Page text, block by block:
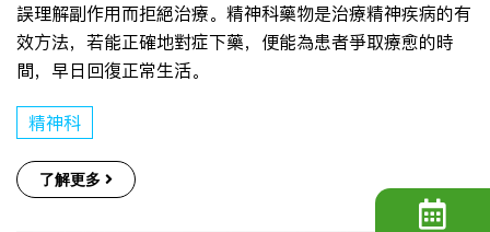
誤理解副作用而拒絕治療。精神科藥物是治療精神疾病的有
效方法，若能正確地對症下藥，便能為患者爭取療愈的時
間，早日回復正常生活。
精神科
了解更多